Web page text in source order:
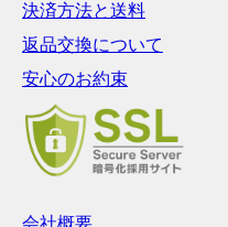
決済方法と送料
返品交換について
安心のお約束
会社概要